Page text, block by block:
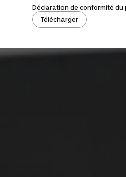
Déclaration de conformité du
Télécharger